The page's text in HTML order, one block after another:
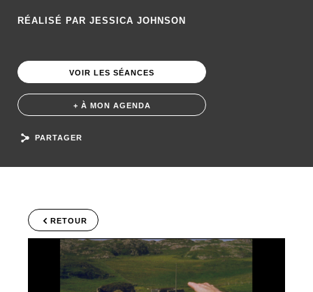
RÉALISÉ PAR JESSICA JOHNSON
VOIR LES SÉANCES
+ À MON AGENDA
PARTAGER
RETOUR